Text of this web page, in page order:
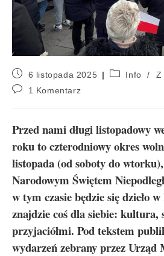
6 listopada 2025 Info /
Z
1 Komentarz
Przed nami długi listopadowy
roku to czterodniowy okres
listopada (od soboty do
Narodowym Świętem
w tym czasie będzie się dzieło
znajdzie coś dla siebie:
przyjaciółmi. Pod tekstem
wydarzeń zebrany przez Urząd